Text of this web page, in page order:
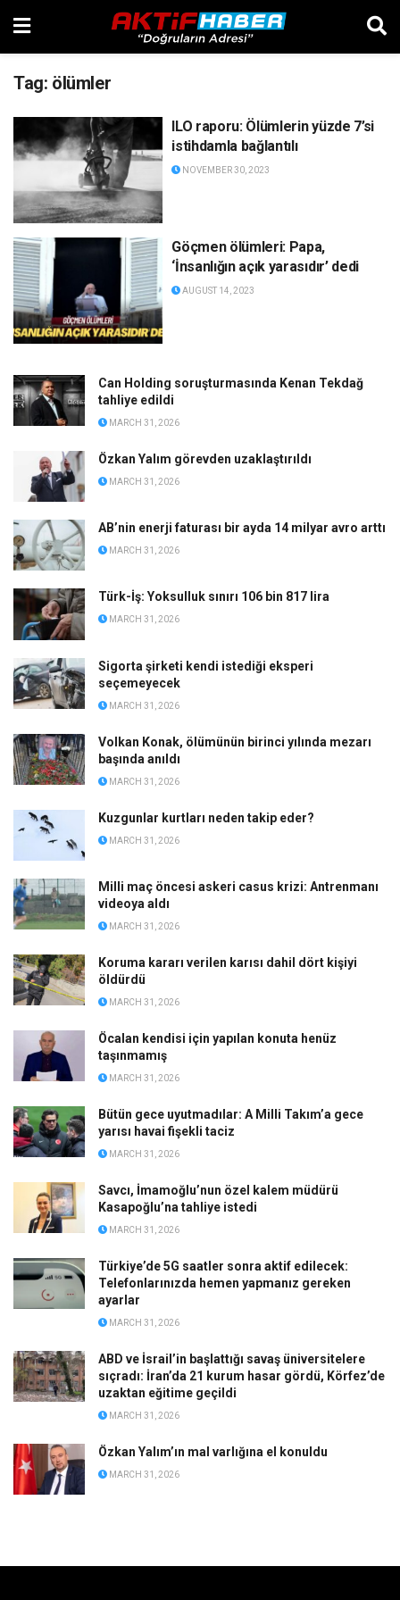
Tag: ölümler
ILO raporu: Ölümlerin yüzde 7’si
istihdamla bağlantılı
NOVEMBER 30, 2023
Göçmen ölümleri: Papa,
‘İnsanlığın açık yarasıdır’ dedi
AUGUST 14, 2023
Can Holding soruşturmasında Kenan Tekdağ
tahliye edildi
MARCH 31, 2026
Özkan Yalım görevden uzaklaştırıldı
MARCH 31, 2026
AB’nin enerji faturası bir ayda 14 milyar avro arttı
MARCH 31, 2026
Türk-İş: Yoksulluk sınırı 106 bin 817 lira
MARCH 31, 2026
Sigorta şirketi kendi istediği eksperi
seçemeyecek
MARCH 31, 2026
Volkan Konak, ölümünün birinci yılında mezarı
başında anıldı
MARCH 31, 2026
Kuzgunlar kurtları neden takip eder?
MARCH 31, 2026
Milli maç öncesi askeri casus krizi: Antrenmanı
videoya aldı
MARCH 31, 2026
Koruma kararı verilen karısı dahil dört kişiyi
öldürdü
MARCH 31, 2026
Öcalan kendisi için yapılan konuta henüz
taşınmamış
MARCH 31, 2026
Bütün gece uyutmadılar: A Milli Takım’a gece
yarısı havai fişekli taciz
MARCH 31, 2026
Savcı, İmamoğlu’nun özel kalem müdürü
Kasapoğlu’na tahliye istedi
MARCH 31, 2026
Türkiye’de 5G saatler sonra aktif edilecek:
Telefonlarınızda hemen yapmanız gereken
ayarlar
MARCH 31, 2026
ABD ve İsrail’in başlattığı savaş üniversitelere
sıçradı: İran’da 21 kurum hasar gördü, Körfez’de
uzaktan eğitime geçildi
MARCH 31, 2026
Özkan Yalım’ın mal varlığına el konuldu
MARCH 31, 2026